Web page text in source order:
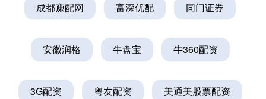
成都赚配网 富深优配 同门证券
安徽润格 牛盘宝 牛360配资
3G配资 粤友配资 美通美股票配资